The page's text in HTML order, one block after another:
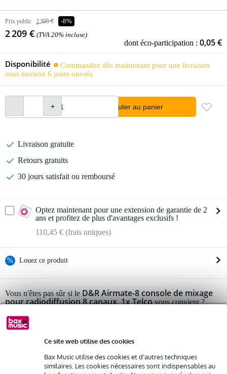
Ce site web utilise des cookies
Bax Music utilise des cookies et d'autres techniques
similaires. Les cookies nécessaires sont indispensables au
Prix public 2 395 € -8%
2 209 € (TVA 20% incluse)
dont éco-participation : 0,05 €
Disponibilité
Commandez dès maintenant pour une livraison
sous environ 6 jours ouvrés
Ajouter au panier
Livraison gratuite
Retours gratuits
30 jours satisfait ou remboursé
Optez maintenant pour une extension de garantie de 2
ans et profitez de plus d'avantages exclusifs !
110,45 € (frais uniques)
% Louez ce produit
Louez ce produit à partir de 158 € par mois
Location de plusieurs produits à la fois : min. 300 € et max.
Livraison à domicile
Résiliation possible du contrat après 4 mois
Possibilité d'acheter votre/vos produit(s) à un tarif réduit
Vous n'êtes pas sûr si le D&R Airmate-8 console de mixage
pour radiodiffusion 8 canaux, 1x Telcovous convient ?
D&R Airmate-USB